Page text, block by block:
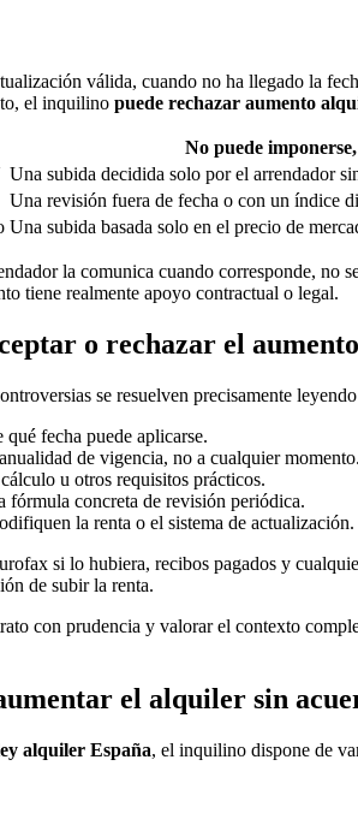
válida, cuando no ha llegado la
el inquilino puede rechazar aumento
No puede
Una subida decidida solo por el arrendador
Una revisión fuera de fecha o con un índice
Una subida basada solo en el precio de
la comunica cuando corresponde, no
tiene realmente apoyo contractual o legal.
o rechazar el aumento
se resuelven precisamente
fecha puede aplicarse.
de vigencia, no a cualquier momento.
u otros requisitos prácticos.
fórmula concreta de revisión periódica.
la renta o el sistema de actualización.
si lo hubiera, recibos pagados y
de subir la renta.
con prudencia y valorar el contexto
el alquiler sin
alquiler España, el inquilino dispone de